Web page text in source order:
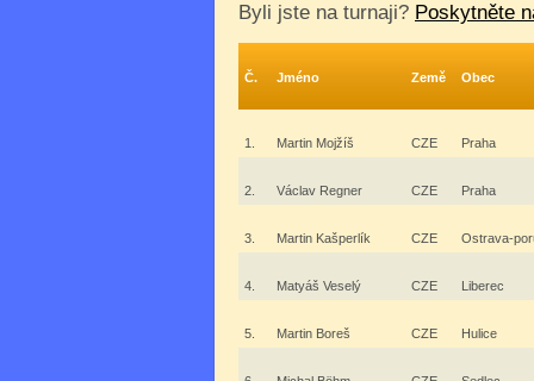
Byli jste na turnaji? Poskytněte
Č. Jméno Země Obec
1. Martin Mojžíš CZE Praha
2. Václav Regner CZE Praha
3. Martin Kašperlík CZE Ostrava-
4. Matyáš Veselý CZE Liberec
5. Martin Boreš CZE Hulice